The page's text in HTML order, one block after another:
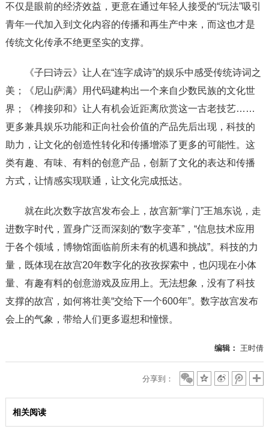
不仅是眼前的经济效益，更意在通过年轻人接受的“玩法”吸引
青年一代加入到文化内容的传播和再生产中来，而这也才是
传统文化传承不绝更坚实的支撑。
《子曰诗云》让人在“连字成诗”的娱乐中感受传统诗词之
美；《尼山萨满》用代码建构出一个来自少数民族的文化世
界；《榫接卯和》让人有机会近距离欣赏这一古老技艺……
更多兼具娱乐功能和正向社会价值的产品先后出现，科技的
助力，让文化的创造性转化和传播增添了更多的可能性。这
类有趣、有味、有料的创意产品，创新了文化的表达和传播
方式，让情感实现联通，让文化完成抵达。
就在此次数字故宫发布会上，故宫新“掌门”王旭东说，走
进数字时代，置身广泛而深刻的“数字变革”，“信息技术应用
于各个领域，博物馆面临前所未有的机遇和挑战”。科技的力
量，既体现在故宫20年数字化的孜孜探索中，也闪现在小体
量、有趣有料的创意游戏及应用上。无法想象，没有了科技
支撑的故宫，如何将壮美“交给下一个600年”。数字故宫发布
会上的气象，带给人们更多遐想和憧憬。
编辑： 王时倩
分享到：
相关阅读